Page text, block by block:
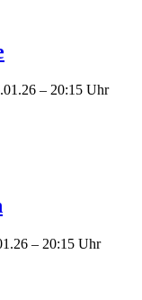
– 20:15 Uhr
– 20:15 Uhr